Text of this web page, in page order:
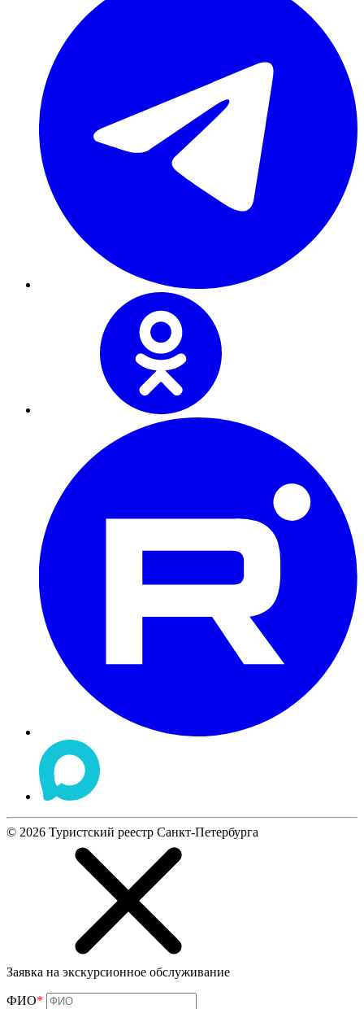
© 2026 Туристский реестр Санкт-Петербурга
Заявка на экскурсионное обслуживание
ФИО*